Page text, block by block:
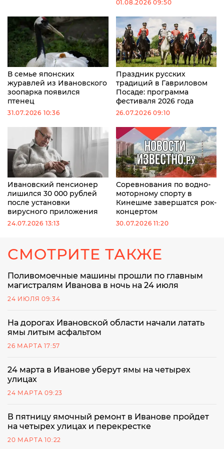
01.08.2026 09:50
В семье японских
журавлей из Ивановского
зоопарка появился
птенец
31.07.2026 10:36
Праздник русских
традиций в Гавриловом
Посаде: программа
фестиваля 2026 года
26.07.2026 09:10
Ивановский пенсионер
лишился 30 000 рублей
после установки
вирусного приложения
24.07.2026 13:13
Соревнования по водно-
моторному спорту в
Кинешме завершатся рок-
концертом
30.07.2026 11:20
СМОТРИТЕ ТАКЖЕ
Поливомоечные машины прошли по главным
магистралям Иванова в ночь на 24 июля
24 ИЮЛЯ 09:34
На дорогах Ивановской области начали латать
ямы литым асфальтом
26 МАРТА 17:57
24 марта в Иванове уберут ямы на четырех
улицах
24 МАРТА 09:23
В пятницу ямочный ремонт в Иванове пройдет
на четырех улицах и перекрестке
20 МАРТА 10:22